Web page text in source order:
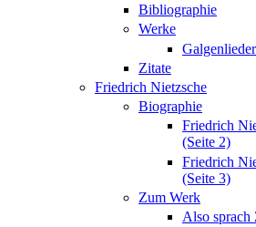
Bibliographie
Werke
Galgenlieder
Zitate
Friedrich Nietzsche
Biographie
Friedrich
(Seite 2)
Friedrich
(Seite 3)
Zum Werk
Also sprach